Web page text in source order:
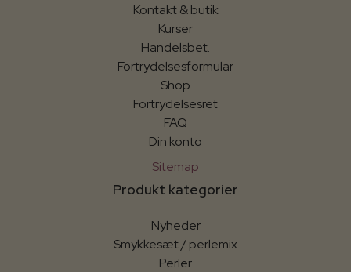
Kontakt & butik
Kurser
Handelsbet.
Fortrydelsesformular
Shop
Fortrydelsesret
FAQ
Din konto
Sitemap
Produkt kategorier
Nyheder
Smykkesæt / perlemix
Perler